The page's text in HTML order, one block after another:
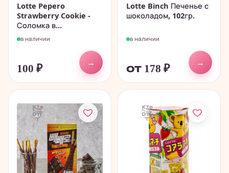
Lotte Pepero
Strawberry Cookie -
Соломка в...
в наличии
100 ₽
→
Lotte Binch Печенье с
шоколадом, 102гр.
в наличии
от 178 ₽
→